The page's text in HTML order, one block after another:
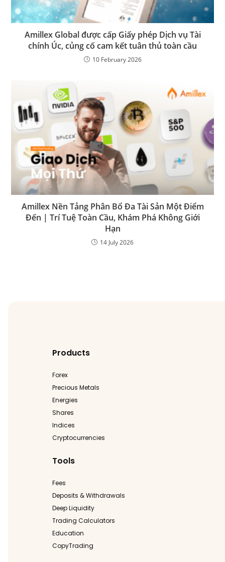
Amillex Global được cấp Giấy phép Dịch vụ Tài
chính Úc, củng cố cam kết tuân thủ toàn cầu
10 February 2026
Amillex Nền Tảng Phân Bổ Đa Tài Sản Một Điểm
Đến | Trí Tuệ Toàn Cầu, Khám Phá Không Giới
Hạn
14 July 2026
Products
Forex
Precious Metals
Energies
Shares
Indices
Cryptocurrencies
Tools
Fees
Deposits & Withdrawals
Deep Liquidity
Trading Calculators
Education
CopyTrading